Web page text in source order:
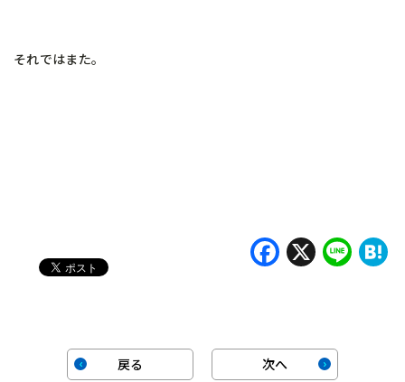
それではまた。
X
戻る 次へ